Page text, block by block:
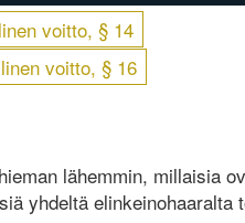
voitto, § 14
voitto, § 16
lähemmin, millaisia
yhdeltä elinkeinohaaralta